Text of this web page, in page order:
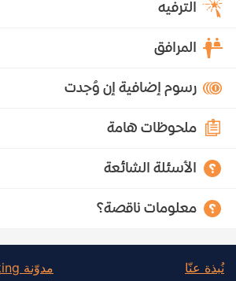
الترفيه
المرافق
رسوم إضافية إن وُجدت
ملحوظات هامة
الأسئلة الشائعة
معلومات ناقصة؟
نُبذة عنّا
مدوّنة Halalbooking